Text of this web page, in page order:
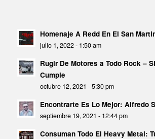
Homenaje A Redd En El San
julio 1, 2022 - 1:50 am
Rugir De Motores a Todo Rock –
Cumple
octubre 12, 2021 - 5:30 pm
Encontrarte Es Lo Mejor: Alfredo
septiembre 19, 2021 - 12:44 pm
Consuman Todo El Heavy Metal: